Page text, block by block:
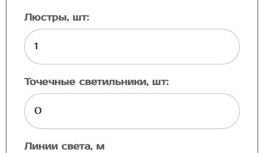
Люстры, шт:
Точечные светильники, шт:
Линии света, м